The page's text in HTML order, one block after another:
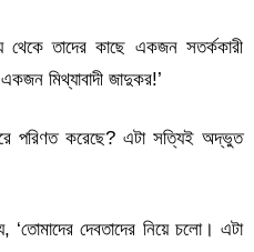
থেকে তাদের কাছে একজন সতর্ককারী
মিথ্যাবাদী জাদুকর!’
পরিণত করেছে? এটা সত্যিই অদ্ভুত
‘তোমাদের দেবতাদের নিয়ে চলো। এটা